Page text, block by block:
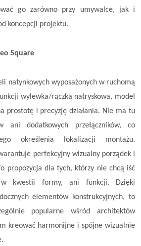
go zarówno przy umywalce, jak i
koncepcji projektu.
Square
natynkowych wyposażonych w ruchomą
wylewka/rączka natryskowa, model
prostotę i precyzję działania. Nie ma tu
ani dodatkowych przełączników, co
określenia lokalizacji montażu.
perfekcyjny wizualny porządek i
propozycja dla tych, którzy nie chcą iść
kwestii formy, ani funkcji. Dzięki
elementów konstrukcyjnych, to
popularne wśród architektów
kreować harmonijne i spójne wizualnie